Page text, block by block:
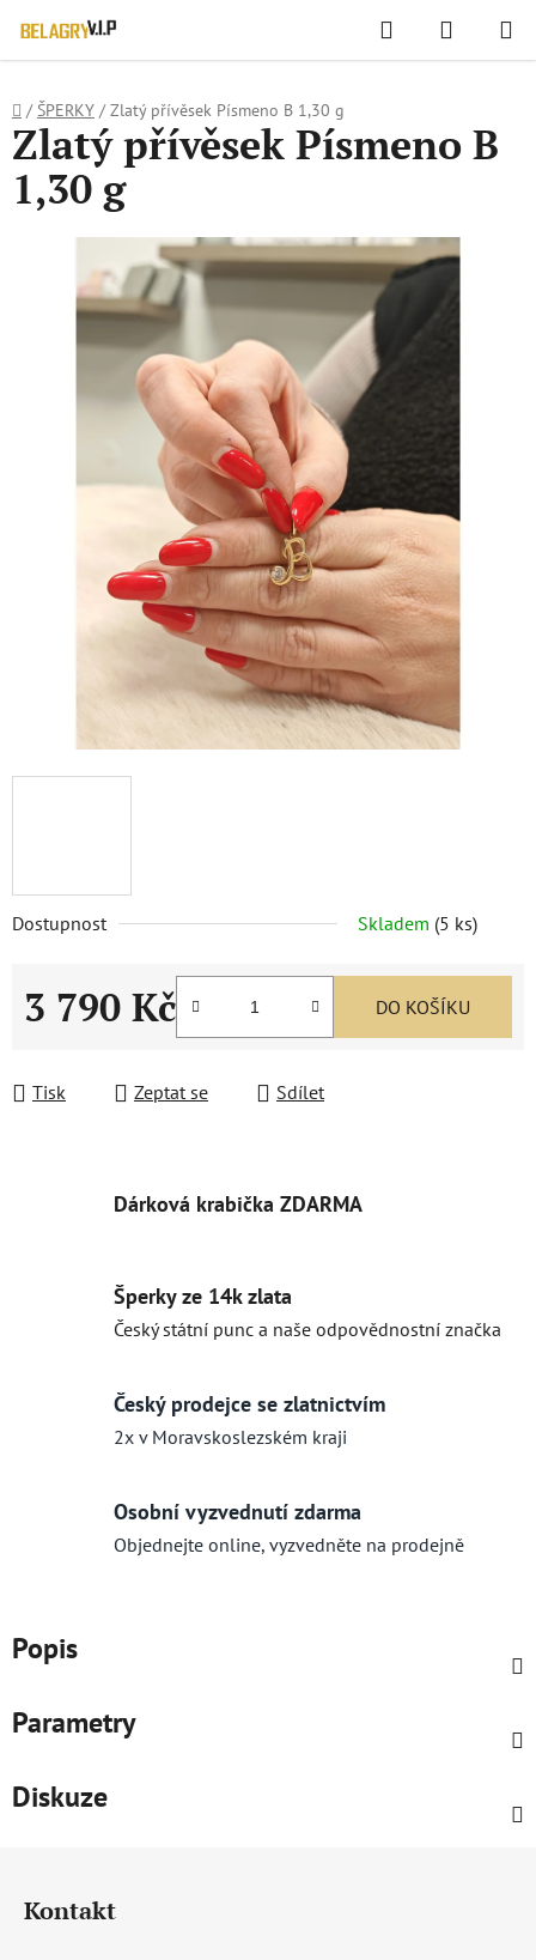
WIDGET HODNOCENÍ OBCHODU
Přejít
na
Hledat
KOŠÍK
Domů
/ ŠPERKY / Zlatý přívěsek Písmeno B 1,30 g
Dostupnost Skladem (5 ks)
3 790 Kč DO KOŠÍKU
Tisk Zeptat se Sdílet
Zlatý přívěsek Písmeno B
1,30 g
Dárková krabička ZDARMA
Šperky ze 14k zlata
Český státní punc a naše odpovědnostní značka
Český prodejce se zlatnictvím
2x v Moravskoslezském kraji
Osobní vyzvednutí zdarma
Objednejte online, vyzvedněte na prodejně
Popis
Parametry
Diskuze
Kontakt